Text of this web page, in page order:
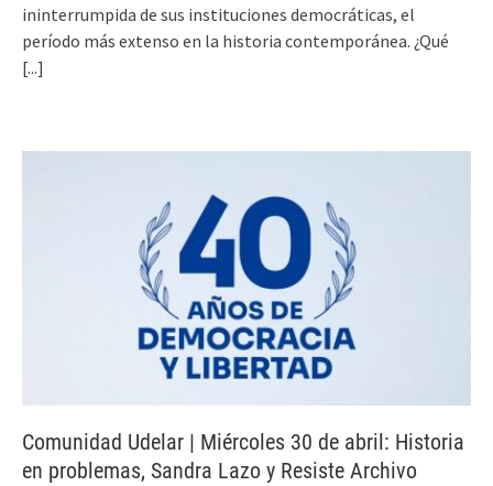
ininterrumpida de sus instituciones democráticas, el
período más extenso en la historia contemporánea. ¿Qué
[...]
Comunidad Udelar | Miércoles 30 de abril: Historia
en problemas, Sandra Lazo y Resiste Archivo